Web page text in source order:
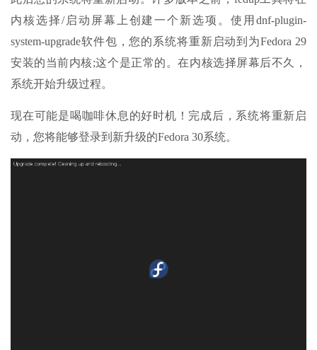
内核选择/启动屏幕上创建一个新选项。使用dnf-plugin-
system-upgrade软件包，您的系统将重新启动到为Fedora 29
安装的当前内核;这个是正常的。在内核选择屏幕后不久，
系统开始升级过程。
现在可能是喝咖啡休息的好时机！完成后，系统将重新启
动，您将能够登录到新升级的Fedora 30系统。